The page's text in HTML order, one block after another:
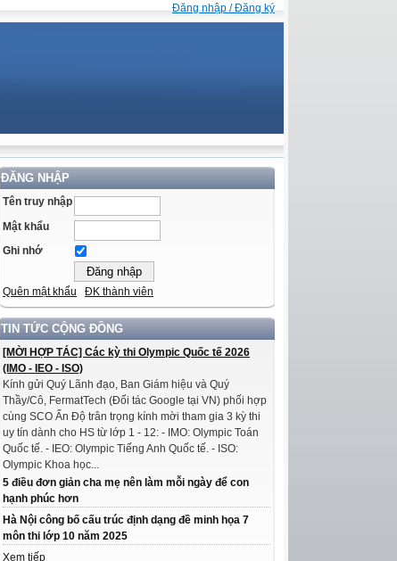
Đăng nhập / Đăng ký
ĐĂNG NHẬP
Tên truy nhập
Mật khẩu
Ghi nhớ
Quên mật khẩu ĐK thành viên
TIN TỨC CỘNG ĐỒNG
[MỜI HỢP TÁC] Các kỳ thi Olympic Quốc tế 2026
(IMO - IEO - ISO)
Kính gửi Quý Lãnh đạo, Ban Giám hiệu và Quý
Thầy/Cô, FermatTech (Đối tác Google tại VN) phối hợp
cùng SCO Ấn Độ trân trọng kính mời tham gia 3 kỳ thi
uy tín dành cho HS từ lớp 1 - 12: - IMO: Olympic Toán
Quốc tế. - IEO: Olympic Tiếng Anh Quốc tế. - ISO:
Olympic Khoa học...
5 điều đơn giản cha mẹ nên làm mỗi ngày để con
hạnh phúc hơn
Hà Nội công bố cấu trúc định dạng đề minh họa 7
môn thi lớp 10 năm 2025
Xem tiếp